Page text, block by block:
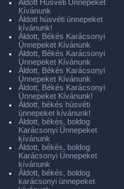
Áldott Húsvéti Ünnepeket
Kívánunk
Áldott húsvéti ünnepeket
kívánunk!
Áldott, Békés Karácsonyi
Ünnepeket Kívánunk
Áldott, Békés Karácsonyi
Ünnepeket Kívánunk
Áldott, Békés Karácsonyi
Ünnepeket Kívánunk
Áldott, Békés Karácsonyi
Ünnepeket Kívánunk!
Áldott, békés húsvéti
ünnepeket kívánunk!
Áldott, békés, boldog
Karácsonyi Ünnepeket
kívánunk
Áldott, békés, boldog
Karácsonyi Ünnepeket
kívánunk
Áldott, békés, boldog
karácsonyi ünnepeket